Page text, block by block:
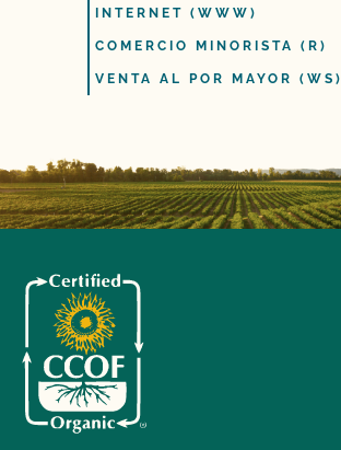
INTERNET (WWW)
COMERCIO MINORISTA (R)
VENTA AL POR MAYOR (WS)